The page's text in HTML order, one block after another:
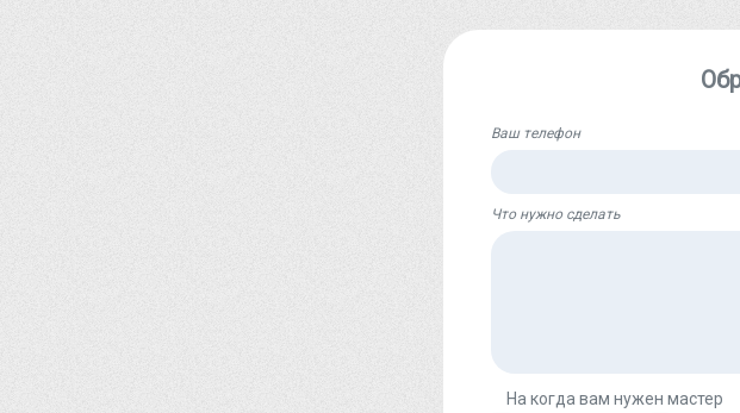
Ваш телефон
Что нужно сделать
На когда вам нужен мастер